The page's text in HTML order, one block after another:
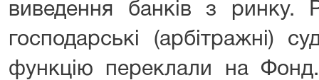
виведення банків з ринку.
господарські (арбітражні)
функцію переклали на